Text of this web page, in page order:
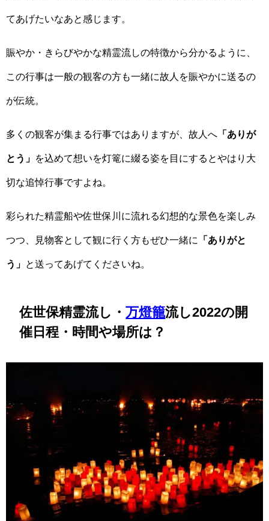
てあげたいなあと感じます。
賑やか・きらびやかな精霊流しの特徴から分かるように、
この行事は一般の観客の方も一緒に故人を賑やかに送るの
が伝統。
多くの観客が集まる行事ではありますが、故人へ 「ありが
とう」 を込めて想いを灯篭に綴る姿を目にするとやはり大
切な追悼行事ですよね。
彩られた精霊船や佐世保川に流れる幻想的な景色を楽しみ
つつ、見物客として観に行く方もぜひ一緒に 「ありがと
う」 と送ってあげてくださいね。
佐世保精霊流し・万燈籠流し2022の開
催日程・時間や場所は？